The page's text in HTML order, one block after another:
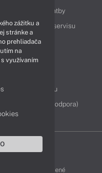
doručenia a platby
služby Cenník servisu
tovaru
(vzdialená podpora)
práva vyhradené
zážitku a
stránke a
prehliadača
na
využívaním